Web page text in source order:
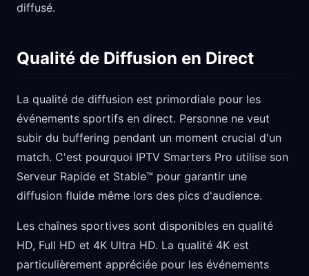
diffusé.
Qualité de Diffusion en Direct
La qualité de diffusion est primordiale pour les
événements sportifs en direct. Personne ne veut
subir du buffering pendant un moment crucial d'un
match. C'est pourquoi IPTV Smarters Pro utilise son
Serveur Rapide et Stable™ pour garantir une
diffusion fluide même lors des pics d'audience.
Les chaînes sportives sont disponibles en qualité
HD, Full HD et 4K Ultra HD. La qualité 4K est
particulièrement appréciée pour les événements